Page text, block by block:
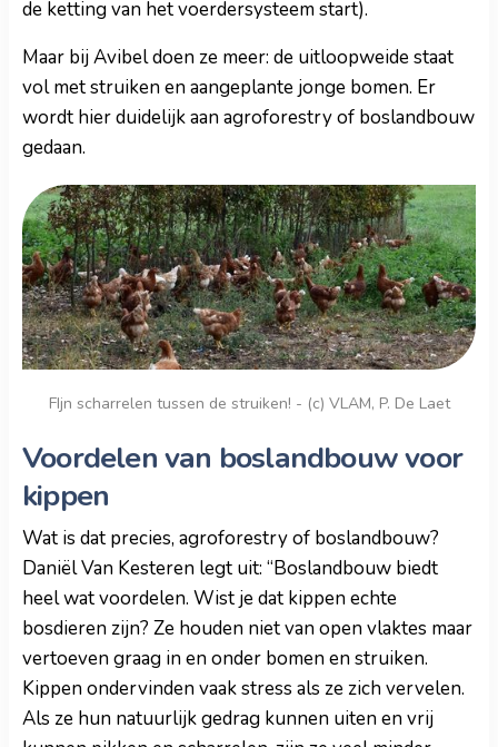
de ketting van het voerdersysteem start).
Maar bij Avibel doen ze meer: de uitloopweide staat
vol met struiken en aangeplante jonge bomen. Er
wordt hier duidelijk aan agroforestry of boslandbouw
gedaan.
FIjn scharrelen tussen de struiken! - (c) VLAM, P. De Laet
Voordelen van boslandbouw voor
kippen
Wat is dat precies, agroforestry of boslandbouw?
Daniël Van Kesteren legt uit: “Boslandbouw biedt
heel wat voordelen. Wist je dat kippen echte
bosdieren zijn? Ze houden niet van open vlaktes maar
vertoeven graag in en onder bomen en struiken.
Kippen ondervinden vaak stress als ze zich vervelen.
Als ze hun natuurlijk gedrag kunnen uiten en vrij